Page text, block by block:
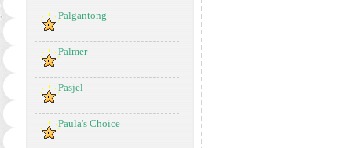
Palgantong
Palmer
Pasjel
Paula's Choice